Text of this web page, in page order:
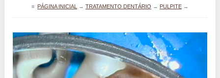
≡ PÁGINA INICIAL → TRATAMENTO DENTÁRIO → PULPITE→